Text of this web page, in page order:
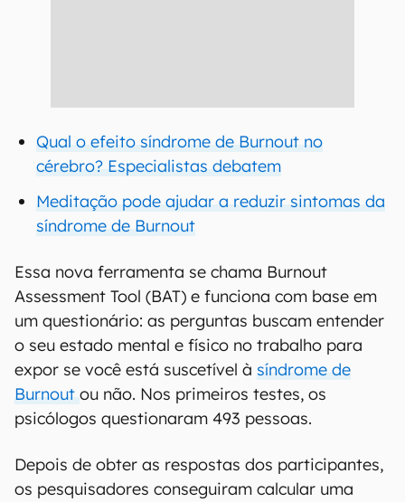
Qual o efeito síndrome de Burnout no
cérebro? Especialistas debatem
Meditação pode ajudar a reduzir sintomas da
síndrome de Burnout
Essa nova ferramenta se chama Burnout
Assessment Tool (BAT) e funciona com base em
um questionário: as perguntas buscam entender
o seu estado mental e físico no trabalho para
expor se você está suscetível à síndrome de
Burnout ou não. Nos primeiros testes, os
psicólogos questionaram 493 pessoas.
Depois de obter as respostas dos participantes,
os pesquisadores conseguiram calcular uma